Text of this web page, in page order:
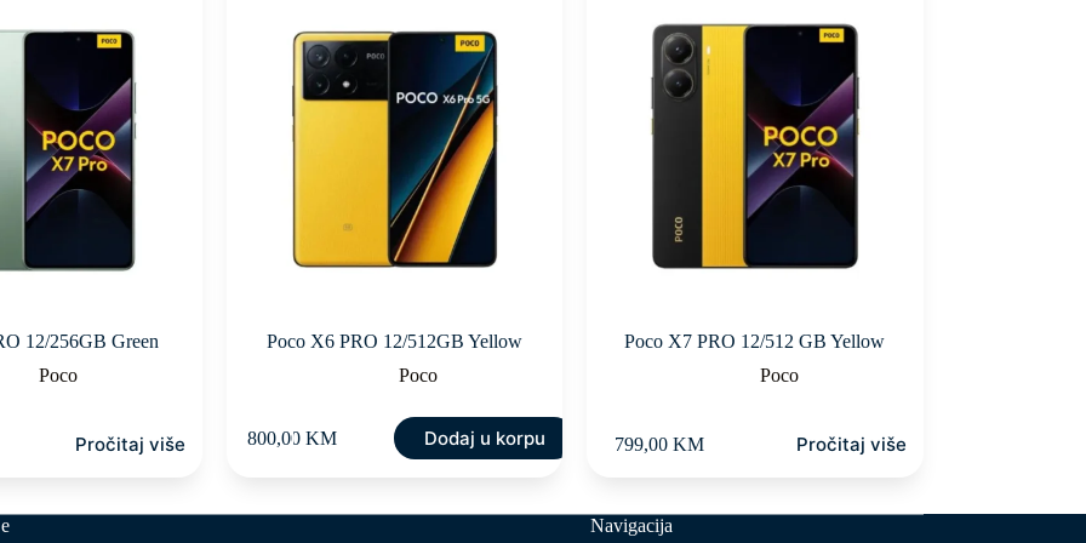
12/256GB Green
Poco
Pročitaj više
Poco X6 PRO 12/512GB Yellow
Poco
800,00KM Dodaj u korpu
Poco X7 PRO 12/512 GB Yellow
Poco
799,00 KM Pročitaj više
Navigacija